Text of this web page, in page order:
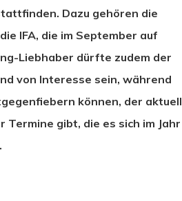
Dazu gehören die
IFA, die im September auf
Liebhaber dürfte zudem der
von Interesse sein, während
können, der aktuell
gibt, die es sich im Jahr